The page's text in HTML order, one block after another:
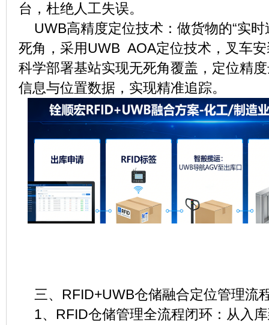
台，杜绝人工失误。
UWB高精度定位技术：做货物的“实时
死角，采用UWB AOA定位技术，叉车
科学部署基站实现无死角覆盖，定位精
信息与位置数据，实现精准追踪。
三、RFID+UWB仓储融合定位管理流
1、RFID仓储管理全流程闭环：从入